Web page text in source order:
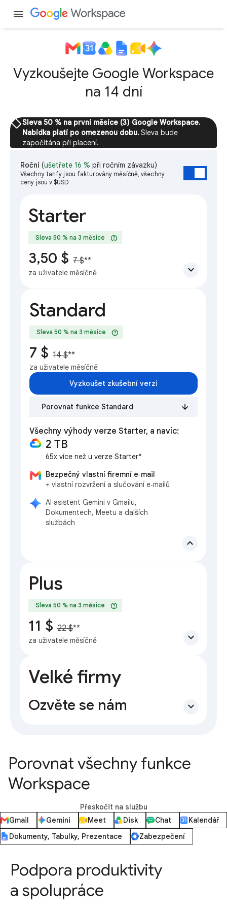
menu
Vyzkoušejte Google Workspace
na 14 dní
sellSleva 50 % na první měsíce (3) Google Workspace.
Nabídka platí po omezenou dobu. Sleva bude
započítána při placení.
Roční (ušetřete 16 % při ročním závazku)
Všechny tarify jsou fakturovány měsíčně, všechny
ceny jsou v $USD
Starter
Sleva 50 % na 3 měsíce help
3,50 $ 7 $**
za uživatele měsíčně expand_more
Standard
Sleva 50 % na 3 měsíce help
7 $ 14 $**
za uživatele měsíčně
Vyzkoušet zkušební verzi
Porovnat funkce Standard
Všechny výhody verze Starter, a navíc:
2 TB
65x více než u verze Starter*
Bezpečný vlastní firemní e‑mail
+ vlastní rozvržení a slučování e‑mailů
AI asistent Gemini v Gmailu,
Dokumentech, Meetu a dalších
službách
expand_less
Plus
Sleva 50 % na 3 měsíce help
11 $ 22 $**
za uživatele měsíčně expand_more
Velké firmy
Ozvěte se nám expand_more
Porovnat všechny funkce
Workspace
Přeskočit na službu
Gmail
Gemini Meet Disk Chat
Kalendář
Dokumenty, Tabulky, Prezentace
Zabezpečení
Podpora produktivity
a spolupráce